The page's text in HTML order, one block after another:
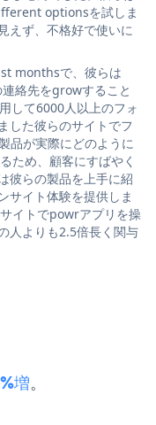
optionsを試しま
えず、不格好で使いに
monthsで、彼らは
絡先をgrowすること
して6000人以上のフォ
した彼らのサイトでフ
品が実際にどのように
ため、顧客にすばやく
彼らの製品を上手に紹
サイト体験を提供しま
イトでpowrアプリを操
人よりも2.5倍長く関与
増。